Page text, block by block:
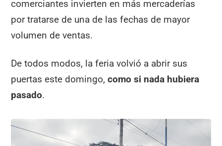
comerciantes invierten en más mercaderías
por tratarse de una de las fechas de mayor
volumen de ventas.
De todos modos, la feria volvió a abrir sus
puertas este domingo,como si nada hubiera
pasado.